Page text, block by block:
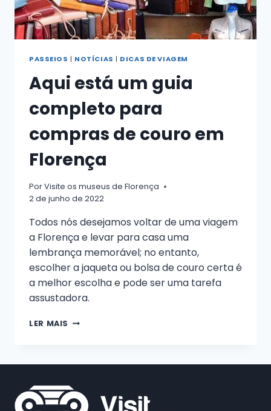
PASSEIOS | NOTÍCIAS | DICAS DE VIAGEM
Aqui está um guia
completo para
compras de couro em
Florença
PorVisite os museus de Florença
2 de junho de 2022
Todos nós desejamos voltar de uma viagem
a Florença e levar para casa uma
lembrança memorável; no entanto,
escolher a jaqueta ou bolsa de couro certa é
a melhor escolha e pode ser uma tarefa
assustadora.
LER MAIS AQUI
COMPRAS
DE